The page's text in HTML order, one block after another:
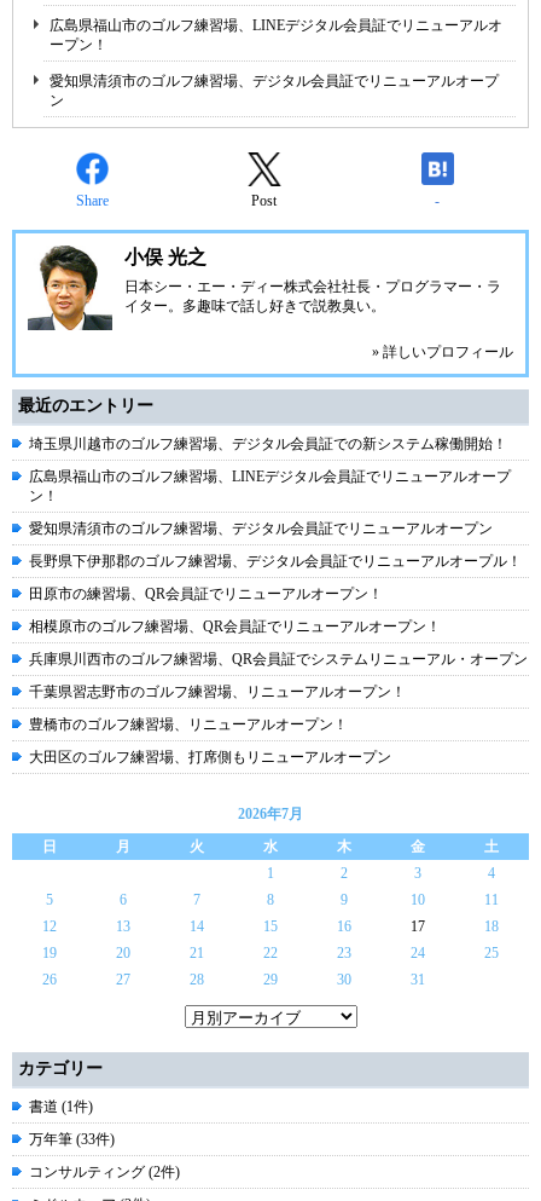
広島県福山市のゴルフ練習場、LINEデジタル会員証でリニューアルオ
ープン！
愛知県清須市のゴルフ練習場、デジタル会員証でリニューアルオープ
ン
Share Post -
小俣 光之
日本シー・エー・ディー株式会社社長・プログラマー・ラ
イター。多趣味で話し好きで説教臭い。
» 詳しいプロフィール
最近のエントリー
埼玉県川越市のゴルフ練習場、デジタル会員証での新システム稼働開始！
広島県福山市のゴルフ練習場、LINEデジタル会員証でリニューアルオープ
ン！
愛知県清須市のゴルフ練習場、デジタル会員証でリニューアルオープン
長野県下伊那郡のゴルフ練習場、デジタル会員証でリニューアルオープル！
田原市の練習場、QR会員証でリニューアルオープン！
相模原市のゴルフ練習場、QR会員証でリニューアルオープン！
兵庫県川西市のゴルフ練習場、QR会員証でシステムリニューアル・オープン
千葉県習志野市のゴルフ練習場、リニューアルオープン！
豊橋市のゴルフ練習場、リニューアルオープン！
大田区のゴルフ練習場、打席側もリニューアルオープン
2026年7月
日
月 火 水 木 金
土
1
2 3
4
5
6 7 8 9 10
11
12
13 14 15 16 17
18
19
20 21 22 23 24
25
26
27 28 29 30 31
カテゴリー
書道 (1件)
万年筆 (33件)
コンサルティング (2件)